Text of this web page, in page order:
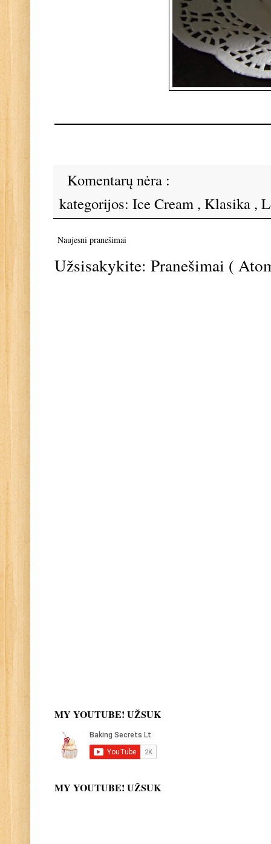
Komentarų nėra :
kategorijos: Ice Cream , Klasika ,
Naujesni pranešimai
Užsisakykite: Pranešimai (
MY YOUTUBE! UŽSUK
MY YOUTUBE! UŽSUK